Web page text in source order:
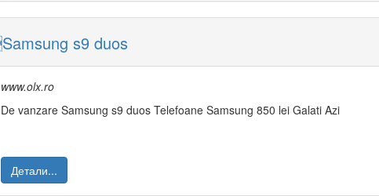
s9 duos
www.olx.ro
De vanzare Samsung s9 duos Telefoane Samsung 850 lei Galati Azi
Детали...